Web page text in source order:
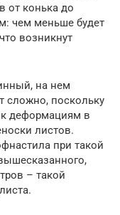
от конька до
чем меньше будет
возникнут
на нем
сложно, поскольку
деформациям в
листов.
при такой
– такой